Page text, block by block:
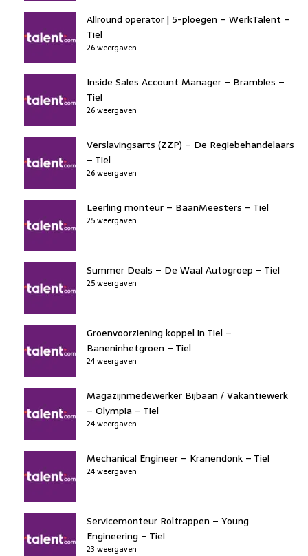
Allround operator | 5-ploegen – WerkTalent –
Tiel
26 weergaven
Inside Sales Account Manager – Brambles –
Tiel
26 weergaven
Verslavingsarts (ZZP) – De Regiebehandelaars
– Tiel
26 weergaven
Leerling monteur – BaanMeesters – Tiel
25 weergaven
Summer Deals – De Waal Autogroep – Tiel
25 weergaven
Groenvoorziening koppel in Tiel –
Baneninhetgroen – Tiel
24 weergaven
Magazijnmedewerker Bijbaan / Vakantiewerk
– Olympia – Tiel
24 weergaven
Mechanical Engineer – Kranendonk – Tiel
24 weergaven
Servicemonteur Roltrappen – Young
Engineering – Tiel
23 weergaven